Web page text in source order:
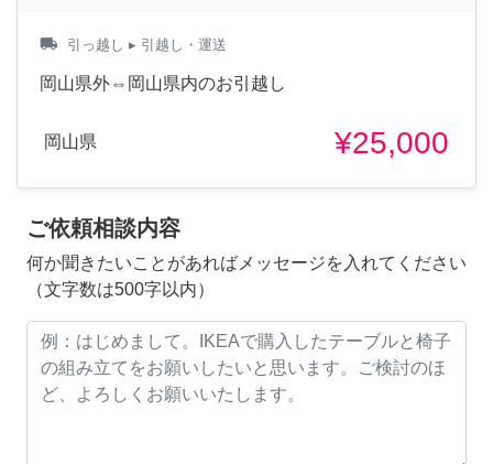
local_shipping 引っ越し ▸ 引越し・運送
岡山県外⇔岡山県内のお引越し
岡山県 ¥25,000
ご依頼相談内容
何か聞きたいことがあればメッセージを入れてください
（文字数は500字以内）